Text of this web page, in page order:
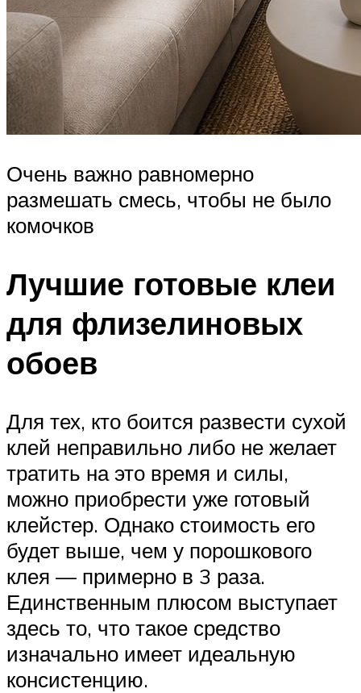
Очень важно равномерно
размешать смесь, чтобы не было
комочков
Лучшие готовые клеи
для флизелиновых
обоев
Для тех, кто боится развести сухой
клей неправильно либо не желает
тратить на это время и силы,
можно приобрести уже готовый
клейстер. Однако стоимость его
будет выше, чем у порошкового
клея — примерно в 3 раза.
Единственным плюсом выступает
здесь то, что такое средство
изначально имеет идеальную
консистенцию.